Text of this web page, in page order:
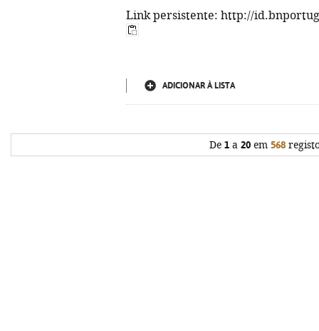
Link persistente: http://
ADICIONAR À LISTA
De 1 a 20 em 568